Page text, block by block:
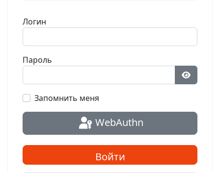
Логин
Пароль
Запомнить меня
WebAuthn
Войти